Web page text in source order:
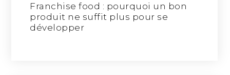
Franchise food : pourquoi un bon
produit ne suffit plus pour se
développer